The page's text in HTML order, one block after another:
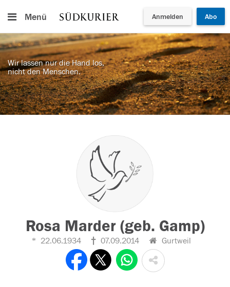
Menü Anmelden Abo
Wir lassen nur die Hand los,
nicht den Menschen.
Rosa Marder (geb. Gamp)
22.06.1934 07.09.2014 Gurtweil